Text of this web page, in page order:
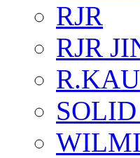
RJR
RJR